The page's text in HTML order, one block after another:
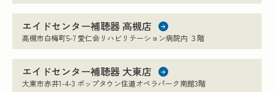
エイドセンター補聴器 高槻店
高槻市白梅町5-7 愛仁会リハビリテーション病院内 ３階
エイドセンター補聴器 大東店
大東市赤井1-4-3 ポップタウン住道オペラパーク南館3階